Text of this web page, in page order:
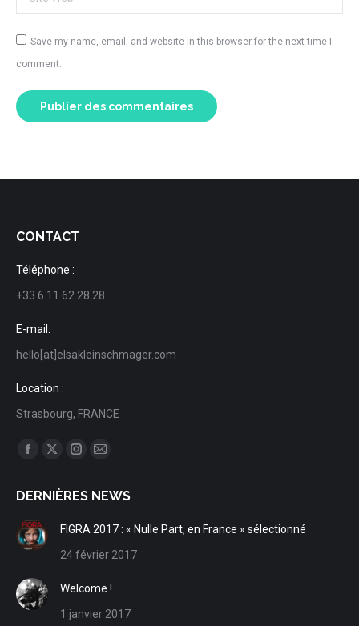
Save my name, email, and website in this browser for the next time I
comment.
Publier des commentaires
CONTACT
Téléphone :
+33 6 11 62 28 28
E-mail:
hello[at]elsakleinschmager.com
Location :
Strasbourg, FRANCE
Trouvez nous sur :
Facebook
opens
in
new
window
X
opens
window
Instagram
opens
window
Mail
opens
window
DERNIÈRES NEWS
FIGRA 2017 : « Nulle Part, en France » sélectionné
24 février 2017
Welcome !
1 janvier 2017